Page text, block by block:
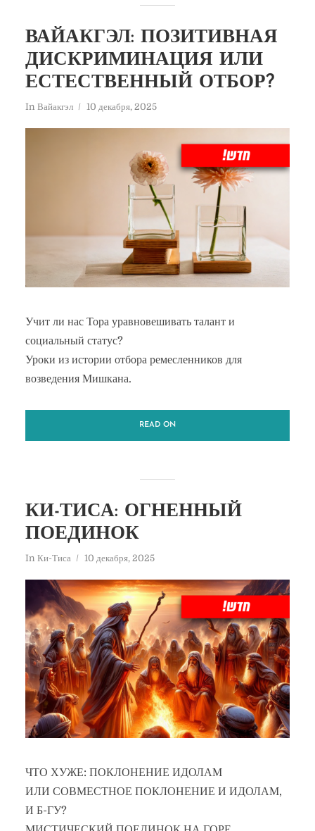
ВАЙАКГЭЛ: ПОЗИТИВНАЯ
ДИСКРИМИНАЦИЯ ИЛИ
ЕСТЕСТВЕННЫЙ ОТБОР?
In Вайакгэл 10 декабря, 2025
Учит ли нас Тора уравновешивать талант и
социальный статус?
Уроки из истории отбора ремесленников для
возведения Мишкана.
READ ON
КИ-ТИСА: ОГНЕННЫЙ
ПОЕДИНОК
In Ки-Тиса 10 декабря, 2025
ЧТО ХУЖЕ: ПОКЛОНЕНИЕ ИДОЛАМ
ИЛИ СОВМЕСТНОЕ ПОКЛОНЕНИЕ И ИДОЛАМ,
И Б-ГУ?